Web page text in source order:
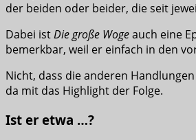
der beiden oder beider, die seit
Dabei istDie große Wogeauch eine
bemerkbar, weil er einfach in den
Nicht, dass die anderen
da mit das Highlight der Folge.
Ist er etwa …?